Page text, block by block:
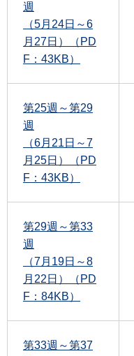
週
（5月24日～6
月27日）（PD
F：43KB）
第25週～第29
週
（6月21日～7
月25日）（PD
F：43KB）
第29週～第33
週
（7月19日～8
月22日）（PD
F：84KB）
第33週～第37